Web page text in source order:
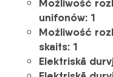
Możliwość
unifonów: 1
Możliwość
skaits: 1
Elektriskā